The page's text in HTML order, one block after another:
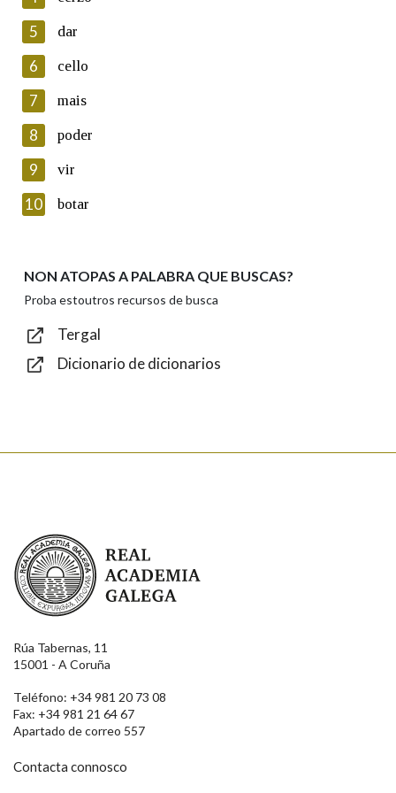
Lin e acepto as condicións da política de
Introduce o código que aparece na imaxe:
Texto de verificación
Enviar
5 dar
6 cello
7 mais
8 poder
9 vir
10 botar
NON ATOPAS A PALABRA QUE BUSCAS?
Proba estoutros recursos de busca
Tergal
Dicionario de dicionarios
Real Academia Galega
Rúa Tabernas, 11
15001 - A Coruña
Teléfono: +34 981 20 73 08
Fax: +34 981 21 64 67
Apartado de correo 557
Contacta connosco